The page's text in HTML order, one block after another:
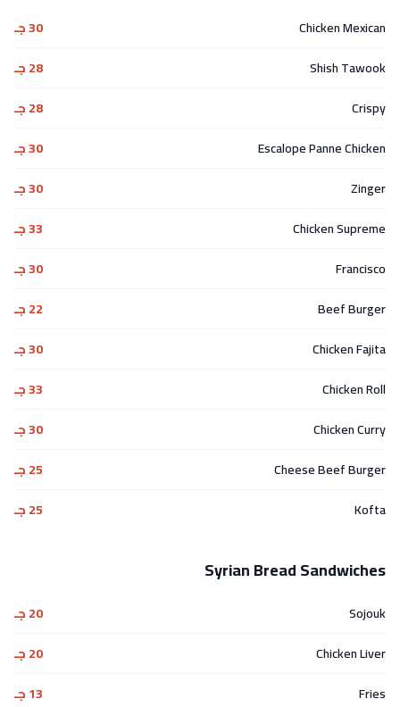
Chicken Mexican
30 جـ
Shish Tawook
28 جـ
Crispy
28 جـ
Escalope Panne Chicken
30 جـ
Zinger
30 جـ
Chicken Supreme
33 جـ
Francisco
30 جـ
Beef Burger
22 جـ
Chicken Fajita
30 جـ
Chicken Roll
33 جـ
Chicken Curry
30 جـ
Cheese Beef Burger
25 جـ
Kofta
25 جـ
Syrian Bread Sandwiches
Sojouk
20 جـ
Chicken Liver
20 جـ
Fries
13 جـ